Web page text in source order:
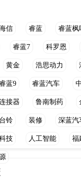
信 睿蓝 睿蓝枫
睿蓝7 科罗恩
黄金 浩思动力
蓝9 睿蓝汽车
接器 鲁南制药
台铃 装修 深蓝汽
技 人工智能 福